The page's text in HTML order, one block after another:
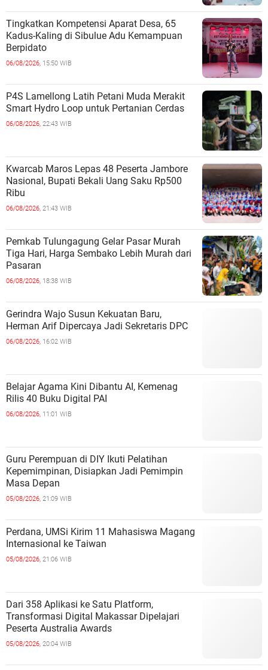
Tingkatkan Kompetensi Aparat Desa, 65
Kadus-Kaling di Sibulue Adu Kemampuan
Berpidato
06/08/2026, 15:50 WIB
P4S Lamellong Latih Petani Muda Merakit
Smart Hydro Loop untuk Pertanian Cerdas
06/08/2026, 22:43 WIB
Kwarcab Maros Lepas 48 Peserta Jambore
Nasional, Bupati Bekali Uang Saku Rp500
Ribu
06/08/2026, 21:43 WIB
Pemkab Tulungagung Gelar Pasar Murah
Tiga Hari, Harga Sembako Lebih Murah dari
Pasaran
06/08/2026, 18:38 WIB
Gerindra Wajo Susun Kekuatan Baru,
Herman Arif Dipercaya Jadi Sekretaris DPC
06/08/2026, 16:02 WIB
Belajar Agama Kini Dibantu AI, Kemenag
Rilis 40 Buku Digital PAI
06/08/2026, 11:01 WIB
Guru Perempuan di DIY Ikuti Pelatihan
Kepemimpinan, Disiapkan Jadi Pemimpin
Masa Depan
05/08/2026, 21:09 WIB
Perdana, UMSi Kirim 11 Mahasiswa Magang
Internasional ke Taiwan
05/08/2026, 21:06 WIB
Dari 358 Aplikasi ke Satu Platform,
Transformasi Digital Makassar Dipelajari
Peserta Australia Awards
05/08/2026, 20:04 WIB